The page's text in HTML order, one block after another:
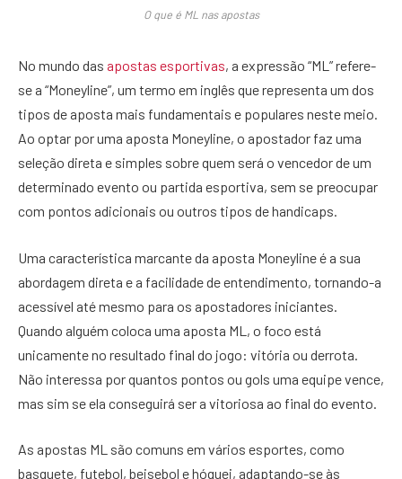
O que é ML nas apostas
No mundo das apostas esportivas, a expressão “ML” refere-
se a “Moneyline”, um termo em inglês que representa um dos
tipos de aposta mais fundamentais e populares neste meio.
Ao optar por uma aposta Moneyline, o apostador faz uma
seleção direta e simples sobre quem será o vencedor de um
determinado evento ou partida esportiva, sem se preocupar
com pontos adicionais ou outros tipos de handicaps.
Uma característica marcante da aposta Moneyline é a sua
abordagem direta e a facilidade de entendimento, tornando-a
acessível até mesmo para os apostadores iniciantes.
Quando alguém coloca uma aposta ML, o foco está
unicamente no resultado final do jogo: vitória ou derrota.
Não interessa por quantos pontos ou gols uma equipe vence,
mas sim se ela conseguirá ser a vitoriosa ao final do evento.
As apostas ML são comuns em vários esportes, como
basquete, futebol, beisebol e hóquei, adaptando-se às